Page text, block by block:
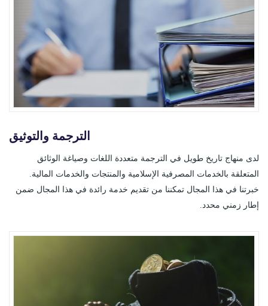
الترجمة والتوثيق
لدى منهاج تاريخ طويل في الترجمة متعددة اللغات وصياغة الوثائق
المتعلقة بالخدمات المصرفية الإسلامية والمنتجات والخدمات المالية.
خبرتنا في هذا المجال تمكننا من تقديم خدمة رائدة في هذا المجال ضمن
إطار زمني محدد.